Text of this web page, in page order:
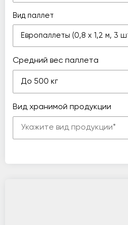
Вид паллет
Европаллеты (0,8 х 1,2 м, 3
Средний вес паллета
До 500 кг
Вид хранимой продукции